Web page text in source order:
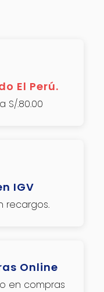
El Perú.
S/.80.00
IGV
recargos.
Online
en compras